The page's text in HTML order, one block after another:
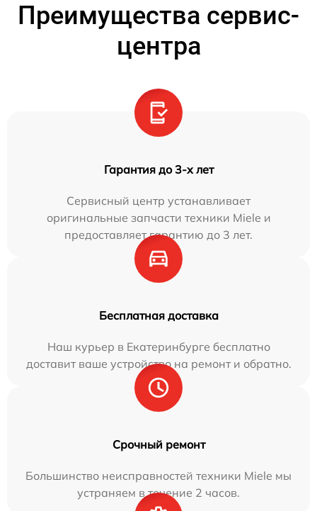
Преимущества сервис-
центра
Гарантия до 3-х лет
Сервисный центр устанавливает
оригинальные запчасти техники Miele и
предоставляет гарантию до 3 лет.
Бесплатная доставка
Наш курьер в Екатеринбурге бесплатно
доставит ваше устройство на ремонт и обратно.
Срочный ремонт
Большинство неисправностей техники Miele мы
устраняем в течение 2 часов.